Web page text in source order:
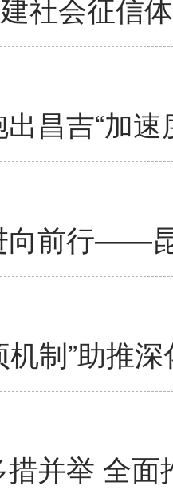
社会征信
昌吉“加速
向前行——
制”助推
并举 全面